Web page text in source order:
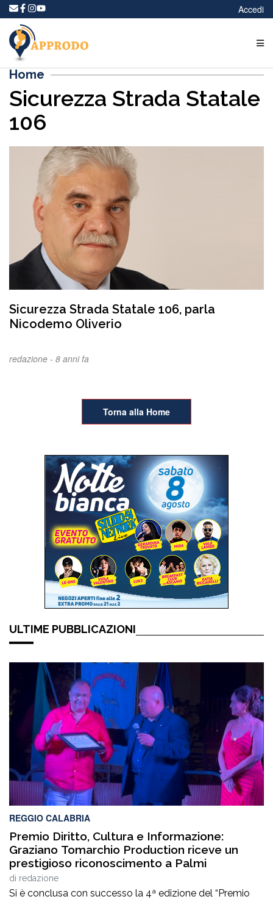
Accedi
Home
Sicurezza Strada Statale
106
Sicurezza Strada Statale 106, parla
Nicodemo Oliverio
redazione - 8 anni fa
Torna alla Home
ULTIME PUBBLICAZIONI
REGGIO CALABRIA
Premio Diritto, Cultura e Informazione:
Graziano Tomarchio Production riceve un
prestigioso riconoscimento a Palmi
di redazione
Si è conclusa con successo la 4ª edizione del “Premio